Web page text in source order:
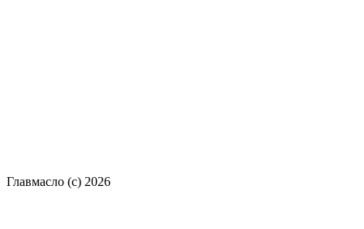
Главмасло (с) 2026